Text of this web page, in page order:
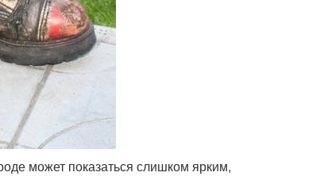
может показаться слишком ярким,